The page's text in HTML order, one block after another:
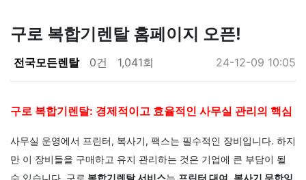
구로 복합기렌탈 홈페이지 오픈!
페이지 정보
전국모든렌탈 0건 1,041회 24-12-09 10:05
구로 복합기렌탈: 경제적이고 효율적인 사무실 관리의 핵심
사무실 운영에서 프린터, 복사기, 팩스는 필수적인 장비입니다. 하지
만 이 장비들을 구매하고 유지 관리하는 것은 기업에 큰 부담이 될
수 있습니다. 구로 복합기렌탈 서비스는 프린터 대여, 복사기 무한잉